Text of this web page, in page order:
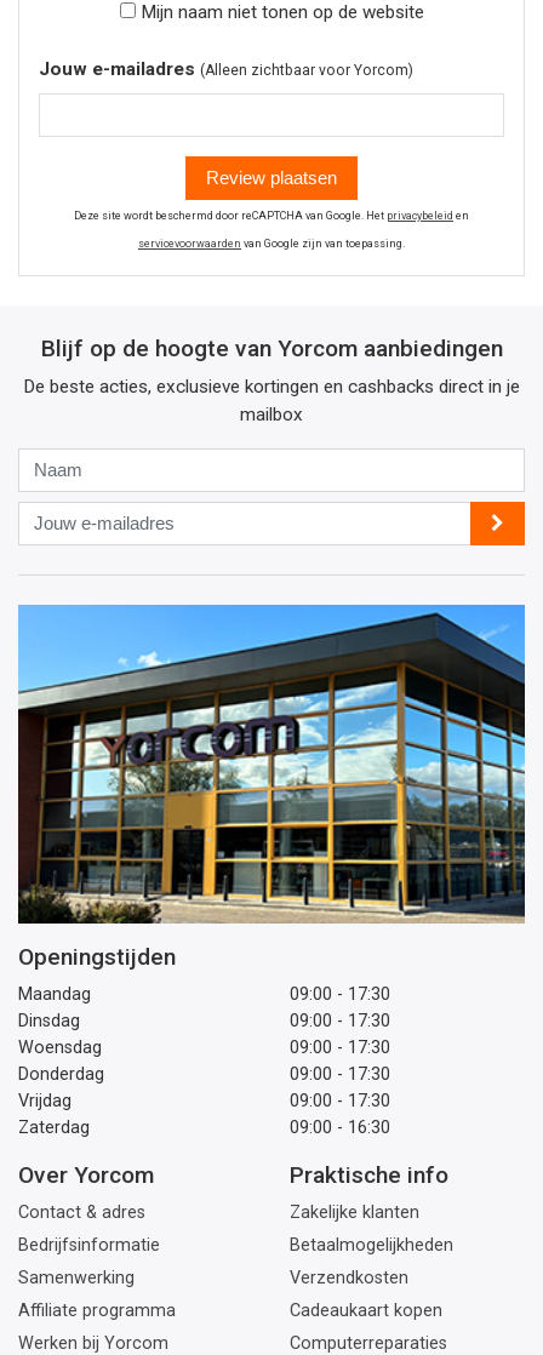
Mijn naam niet tonen op de website
Jouw e-mailadres (Alleen zichtbaar voor Yorcom)
Review plaatsen
Deze site wordt beschermd door reCAPTCHA van Google. Het privacybeleid en
servicevoorwaarden van Google zijn van toepassing.
Blijf op de hoogte van Yorcom aanbiedingen
De beste acties, exclusieve kortingen en cashbacks direct in je
mailbox
Jouw
e-
mailadres
Openingstijden
Maandag
09:00 - 17:30
Dinsdag
09:00 - 17:30
Woensdag
09:00 - 17:30
Donderdag
09:00 - 17:30
Vrijdag
09:00 - 17:30
Zaterdag
09:00 - 16:30
Over Yorcom
Contact & adres
Bedrijfsinformatie
Samenwerking
Affiliate programma
Werken bij Yorcom
Praktische info
Zakelijke klanten
Betaalmogelijkheden
Verzendkosten
Cadeaukaart kopen
Computerreparaties